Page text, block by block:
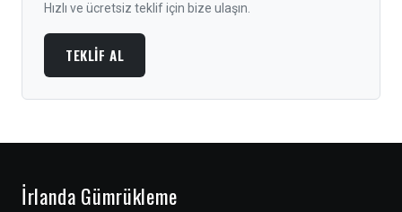
Hızlı ve ücretsiz teklif için bize ulaşın.
TEKLIF AL
İrlanda Gümrükleme